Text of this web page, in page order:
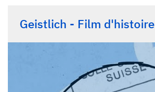
Geistlich - Film d'histoire